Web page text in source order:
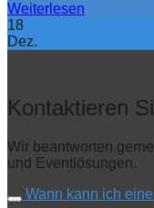
Weiterlesen
18
Dez.
Kontaktieren
Wir beantworten
und Eventlösungen.
Wann kann ich